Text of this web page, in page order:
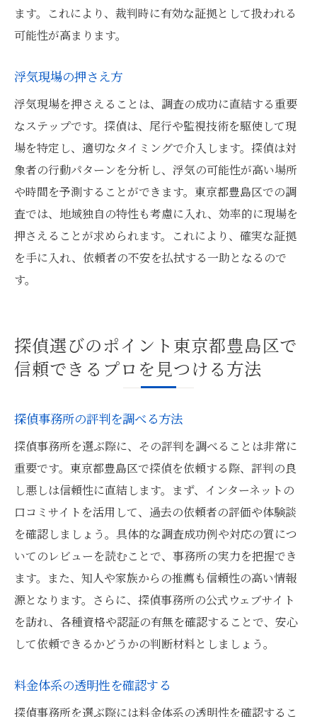
ます。これにより、裁判時に有効な証拠として扱われる
可能性が高まります。
浮気現場の押さえ方
浮気現場を押さえることは、調査の成功に直結する重要
なステップです。探偵は、尾行や監視技術を駆使して現
場を特定し、適切なタイミングで介入します。探偵は対
象者の行動パターンを分析し、浮気の可能性が高い場所
や時間を予測することができます。東京都豊島区での調
査では、地域独自の特性も考慮に入れ、効率的に現場を
押さえることが求められます。これにより、確実な証拠
を手に入れ、依頼者の不安を払拭する一助となるので
す。
探偵選びのポイント東京都豊島区で
信頼できるプロを見つける方法
探偵事務所の評判を調べる方法
探偵事務所を選ぶ際に、その評判を調べることは非常に
重要です。東京都豊島区で探偵を依頼する際、評判の良
し悪しは信頼性に直結します。まず、インターネットの
口コミサイトを活用して、過去の依頼者の評価や体験談
を確認しましょう。具体的な調査成功例や対応の質につ
いてのレビューを読むことで、事務所の実力を把握でき
ます。また、知人や家族からの推薦も信頼性の高い情報
源となります。さらに、探偵事務所の公式ウェブサイト
を訪れ、各種資格や認証の有無を確認することで、安心
して依頼できるかどうかの判断材料としましょう。
料金体系の透明性を確認する
探偵事務所を選ぶ際には料金体系の透明性を確認するこ